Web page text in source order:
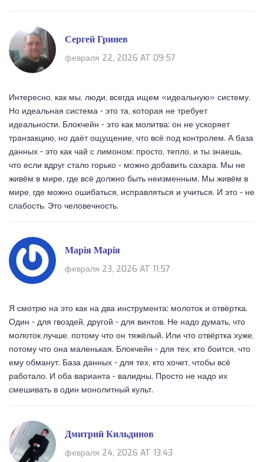
Сергей Гринев
февраля 22, 2026 AT 09:57
Интересно, как мы, люди, всегда ищем «идеальную» систему.
Но идеальная система - это та, которая не требует
идеальности. Блокчейн - это как молитва: он не ускоряет
транзакцию, но даёт ощущение, что всё под контролем. А база
данных - это как чай с лимоном: просто, тепло, и ты знаешь,
что если вдруг стало горько - можно добавить сахара. Мы не
живём в мире, где всё должно быть неизменным. Мы живём в
мире, где можно ошибаться, исправляться и учиться. И это - не
слабость. Это человечность.
Марія Марія
февраля 23, 2026 AT 11:57
Я смотрю на это как на два инструмента: молоток и отвёртка.
Один - для гвоздей, другой - для винтов. Не надо думать, что
молоток лучше, потому что он тяжёлый. Или что отвёртка хуже,
потому что она маленькая. Блокчейн - для тех, кто боится, что
ему обманут. База данных - для тех, кто хочет, чтобы всё
работало. И оба варианта - валидны. Просто не надо их
смешивать в один монолитный культ.
Дмитрий Кильдинов
февраля 24, 2026 AT 13:43